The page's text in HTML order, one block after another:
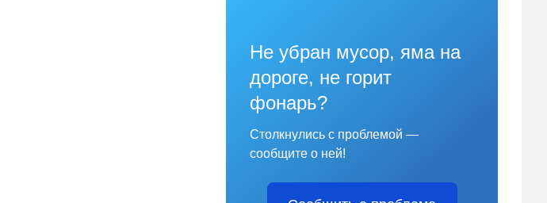
Не убран мусор, яма на
дороге, не горит
фонарь?
Столкнулись с проблемой —
сообщите о ней!